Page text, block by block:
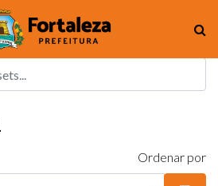
Ordenar por